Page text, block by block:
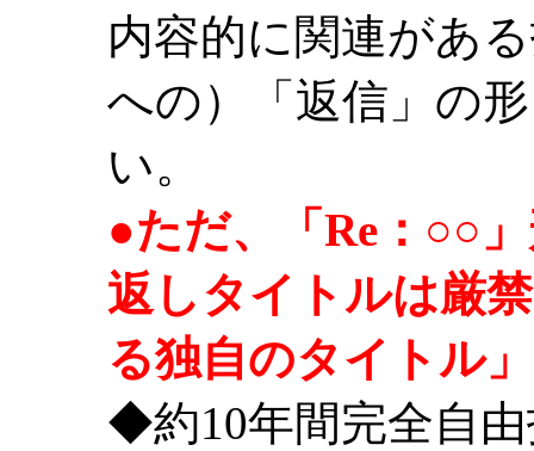
内容的に関連があ
への）「返信」の
い。
●ただ、「Re：○○
返しタイトルは厳
る独自のタイトル
◆約10年間完全自